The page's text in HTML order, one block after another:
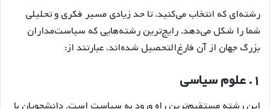
رشته‌ای که انتخاب می‌کنید، تا حد زیادی مسیر فکری و تحلیلی
شما را شکل می‌دهد. رایج‌ترین رشته‌هایی که سیاست‌مداران
بزرگ جهان از آن فارغ‌التحصیل شده‌اند، عبارتند از:
۱. علوم سیاسی